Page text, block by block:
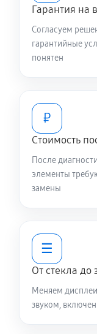
Гарантия на
Согласуем
гарантийные
понятен
₽
Стоимость
После
элементы
замены
☰
От стекла до
Меняем
звуком,